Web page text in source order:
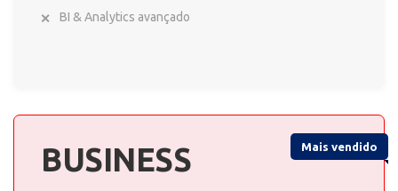
BI & Analytics avançado
Mais vendido
BUSINESS